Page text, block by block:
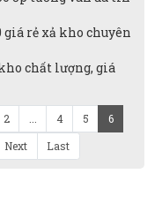
giá rẻ xả kho chuyên
chất lượng, giá
2 4 5
6
Next Last